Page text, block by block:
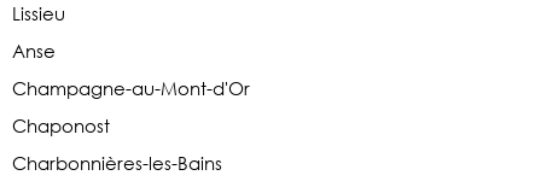
Lissieu
Anse
Champagne-au-Mont-d'Or
Chaponost
Charbonnières-les-Bains